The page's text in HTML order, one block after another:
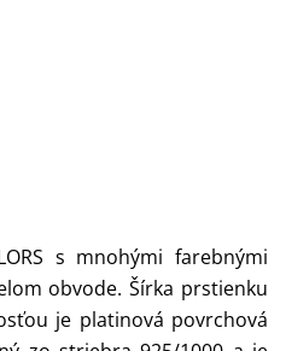
s mnohými farebnými
obvode. Šírka prstienku
je platinová povrchová